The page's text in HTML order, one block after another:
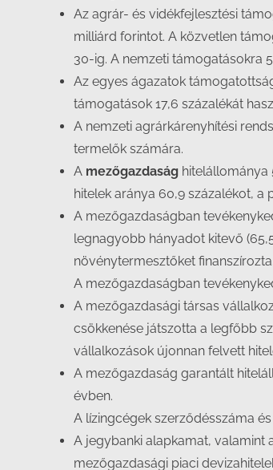
Az agrár- és vidékfejlesztési
milliárd forintot. A közvetlen
30-ig. A nemzeti támogatásokra
Az egyes ágazatok
támogatások 17,6 százalékát
A nemzeti agrárkárenyhítési
termelők számára.
A mezőgazdaság hitelállománya
hitelek aránya 60,9 százalékot, a
A mezőgazdaságban
legnagyobb hányadot kitevő
növénytermesztőket finanszírozta.
A mezőgazdaságban
A mezőgazdasági társas
csökkenése játszotta a legfőbb
vállalkozások újonnan felvett
A mezőgazdaság garantált
évben.
A lízingcégek szerződésszáma
A jegybanki alapkamat, valamint
mezőgazdasági piaci